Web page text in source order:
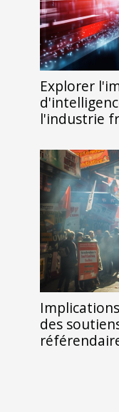
Explorer
l'industrie
des